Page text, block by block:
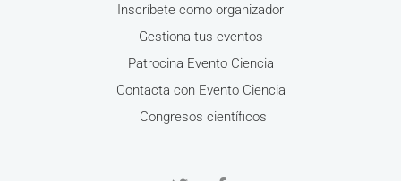
Inscríbete como organizador
Gestiona tus eventos
Patrocina Evento Ciencia
Contacta con Evento Ciencia
Congresos científicos